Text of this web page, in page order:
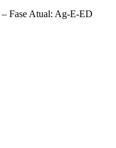
– Fase Atual: Ag-E-ED